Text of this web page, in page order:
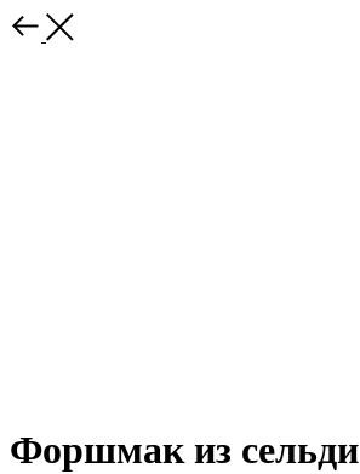
Форшмак из сельди